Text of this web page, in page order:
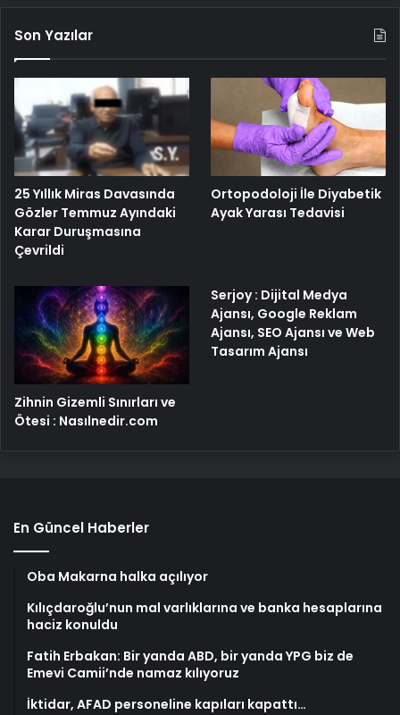
Son Yazılar
25 Yıllık Miras Davasında
Gözler Temmuz Ayındaki
Karar Duruşmasına
Çevrildi
Ortopodoloji İle Diyabetik
Ayak Yarası Tedavisi
Zihnin Gizemli Sınırları ve
Ötesi : Nasılnedir.com
Serjoy : Dijital Medya
Ajansı, Google Reklam
Ajansı, SEO Ajansı ve Web
Tasarım Ajansı
En Güncel Haberler
Oba Makarna halka açılıyor
Kılıçdaroğlu’nun mal varlıklarına ve banka hesaplarına
haciz konuldu
Fatih Erbakan: Bir yanda ABD, bir yanda YPG biz de
Emevi Camii’nde namaz kılıyoruz
İktidar, AFAD personeline kapıları kapattı…